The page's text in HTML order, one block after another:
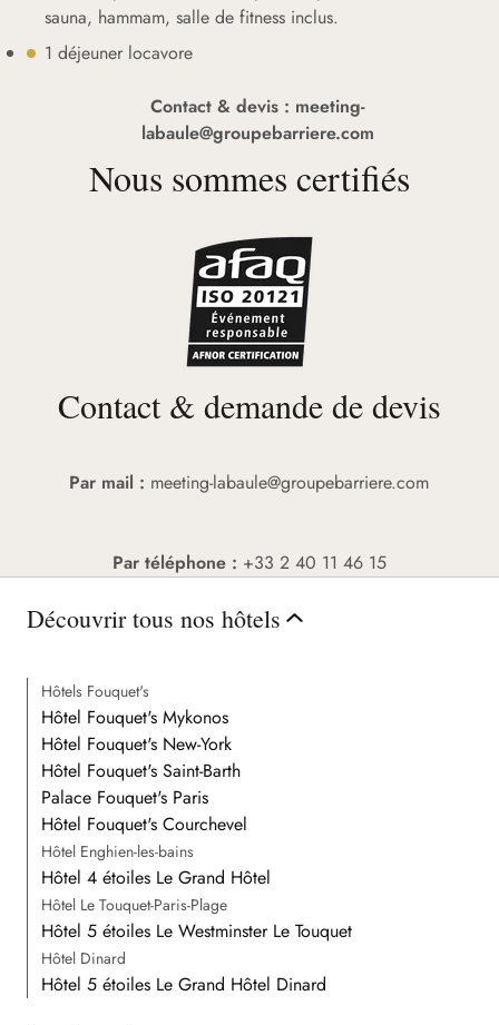
sauna, hammam, salle de fitness inclus.
1 déjeuner locavore
Contact & devis : meeting-
labaule@groupebarriere.com
Nous sommes certifiés
Contact & demande de devis
Par mail : meeting-labaule@groupebarriere.com
Par téléphone : +33 2 40 11 46 15
Découvrir tous nos hôtels
Hôtels Fouquet's
Hôtel Fouquet's Mykonos
Hôtel Fouquet's New-York
Hôtel Fouquet's Saint-Barth
Palace Fouquet's Paris
Hôtel Fouquet's Courchevel
Hôtel Enghien-les-bains
Hôtel 4 étoiles Le Grand Hôtel
Hôtel Le Touquet-Paris-Plage
Hôtel 5 étoiles Le Westminster Le Touquet
Hôtel Dinard
Hôtel 5 étoiles Le Grand Hôtel Dinard